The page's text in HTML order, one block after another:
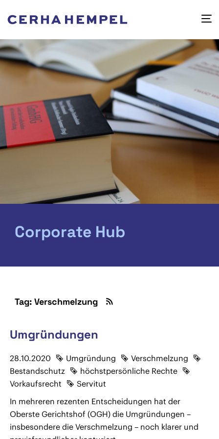
Corporate Hub
Tag: Verschmelzung
Umgründungen
28.10.2020 Umgründung
Verschmelzung
Bestandschutz
höchstpersönliche Rechte
Vorkaufsrecht
Servitut
In mehreren rezenten Entscheidungen hat der
Oberste Gerichtshof (OGH) die Umgründungen –
insbesondere die Verschmelzung – noch klarer und